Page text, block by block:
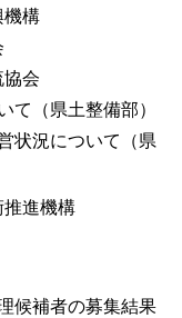
機構
会
て（県土整備部）
状況について（県
推進機構
候補者の募集結果